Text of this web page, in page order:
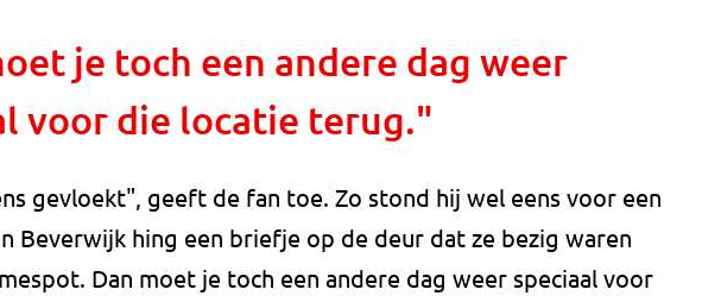
je toch een andere dag weer
voor die locatie terug."
gevloekt", geeft de fan toe. Zo stond hij wel eens voor een
Beverwijk hing een briefje op de deur dat ze bezig waren
Dan moet je toch een andere dag weer speciaal voor